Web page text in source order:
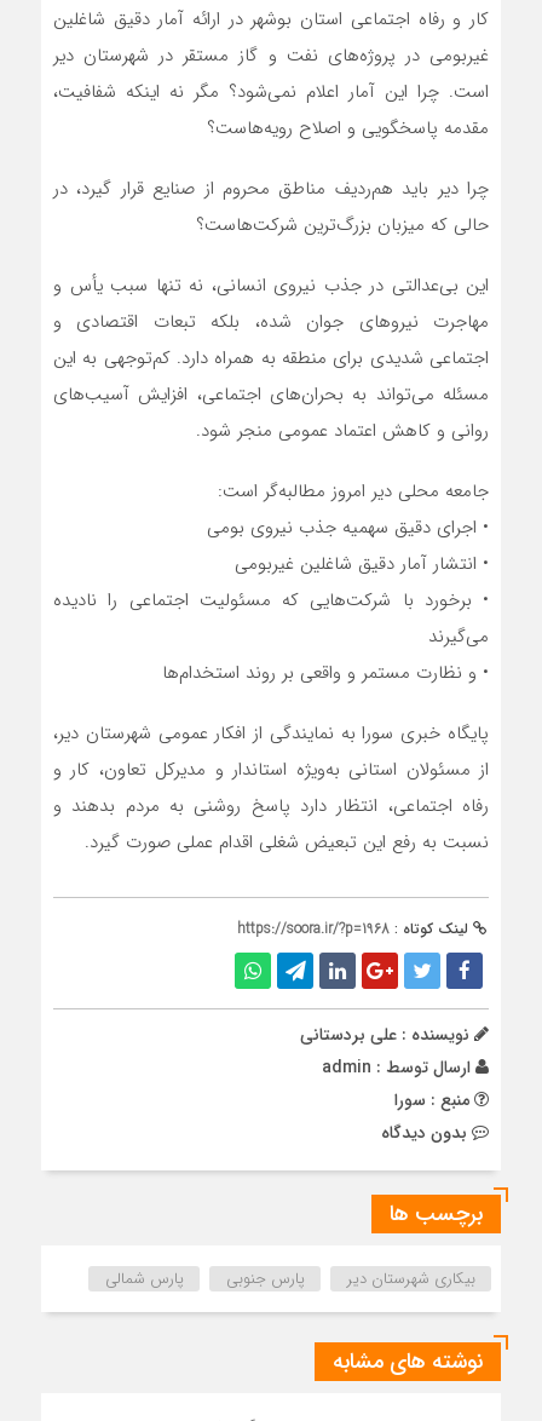
کار و رفاه اجتماعی استان بوشهر در ارائه آمار دقیق شاغلین
غیربومی در پروژه‌های نفت و گاز مستقر در شهرستان دیر
است. چرا این آمار اعلام نمی‌شود؟ مگر نه اینکه شفافیت،
مقدمه پاسخگویی و اصلاح رویه‌هاست؟
چرا دیر باید هم‌ردیف مناطق محروم از صنایع قرار گیرد، در
حالی‌ که میزبان بزرگ‌ترین شرکت‌هاست؟
این بی‌عدالتی در جذب نیروی انسانی، نه تنها سبب یأس و
مهاجرت نیروهای جوان شده، بلکه تبعات اقتصادی و
اجتماعی شدیدی برای منطقه به همراه دارد. کم‌توجهی به این
مسئله می‌تواند به بحران‌های اجتماعی، افزایش آسیب‌های
روانی و کاهش اعتماد عمومی منجر شود.
جامعه محلی دیر امروز مطالبه‌گر است:
• اجرای دقیق سهمیه جذب نیروی بومی
• انتشار آمار دقیق شاغلین غیربومی
• برخورد با شرکت‌هایی که مسئولیت اجتماعی را نادیده
می‌گیرند
• و نظارت مستمر و واقعی بر روند استخدام‌ها
پایگاه خبری سورا به نمایندگی از افکار عمومی شهرستان دیر،
از مسئولان استانی به‌ویژه استاندار و مدیرکل تعاون، کار و
رفاه اجتماعی، انتظار دارد پاسخ روشنی به مردم بدهند و
نسبت به رفع این تبعیض شغلی اقدام عملی صورت گیرد.
لینک کوتاه : https://soora.ir/?p=1968
نویسنده : علی بردستانی
ارسال توسط : admin
منبع : سورا
بدون دیدگاه
برچسب ها
بیکاری شهرستان دیر پارس جنوبی پارس شمالی
نوشته های مشابه